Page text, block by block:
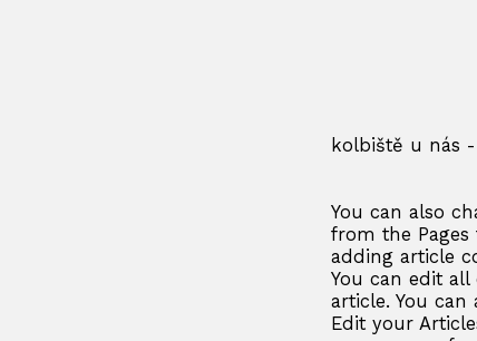
kolbiště u nás -
You can also
from the
adding article
You can edit
article. You
Edit your